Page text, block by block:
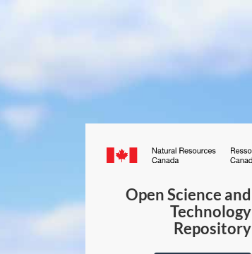
Canada.ca
Open Science and
Technology
Repository